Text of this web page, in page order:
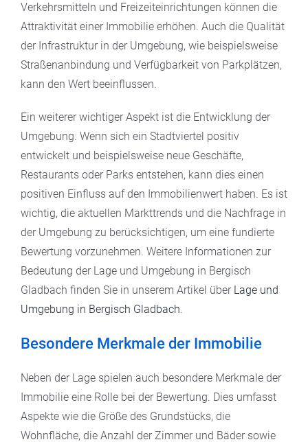
Verkehrsmitteln und Freizeiteinrichtungen können die
Attraktivität einer Immobilie erhöhen. Auch die Qualität
der Infrastruktur in der Umgebung, wie beispielsweise
Straßenanbindung und Verfügbarkeit von Parkplätzen,
kann den Wert beeinflussen.
Ein weiterer wichtiger Aspekt ist die Entwicklung der
Umgebung. Wenn sich ein Stadtviertel positiv
entwickelt und beispielsweise neue Geschäfte,
Restaurants oder Parks entstehen, kann dies einen
positiven Einfluss auf den Immobilienwert haben. Es ist
wichtig, die aktuellen Markttrends und die Nachfrage in
der Umgebung zu berücksichtigen, um eine fundierte
Bewertung vorzunehmen. Weitere Informationen zur
Bedeutung der Lage und Umgebung in Bergisch
Gladbach finden Sie in unserem Artikel über Lage und
Umgebung in Bergisch Gladbach.
Besondere Merkmale der Immobilie
Neben der Lage spielen auch besondere Merkmale der
Immobilie eine Rolle bei der Bewertung. Dies umfasst
Aspekte wie die Größe des Grundstücks, die
Wohnfläche, die Anzahl der Zimmer und Bäder sowie